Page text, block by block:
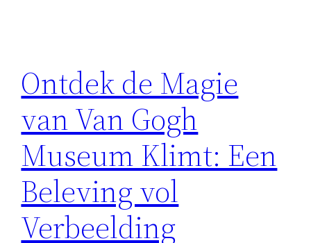
Ontdek de Magie
van Van Gogh
Museum Klimt: Een
Beleving vol
Verbeelding